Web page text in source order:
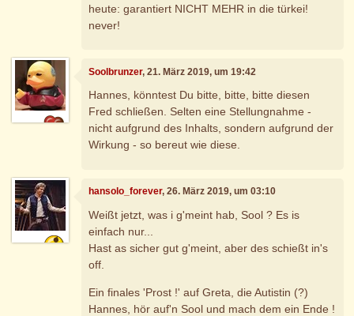
heute: garantiert NICHT MEHR in die türkei!
never!
Soolbrunzer, 21. März 2019, um 19:42
Hannes, könntest Du bitte, bitte, bitte diesen
Fred schließen. Selten eine Stellungnahme -
nicht aufgrund des Inhalts, sondern aufgrund der
Wirkung - so bereut wie diese.
hansolo_forever, 26. März 2019, um 03:10
Weißt jetzt, was i g'meint hab, Sool ? Es is
einfach nur...
Hast as sicher gut g'meint, aber des schießt in's
off.
Ein finales 'Prost !' auf Greta, die Autistin (?)
Hannes, hör auf'n Sool und mach dem ein Ende !